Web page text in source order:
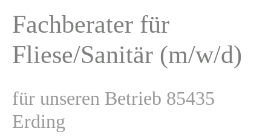
Fachberater für
Fliese/Sanitär (m/w/d)
für unseren Betrieb 85435
Erding